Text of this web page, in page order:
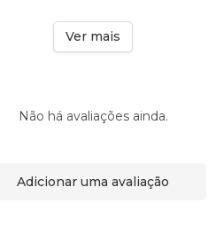
Ver mais
Não há avaliações ainda.
Adicionar uma avaliação